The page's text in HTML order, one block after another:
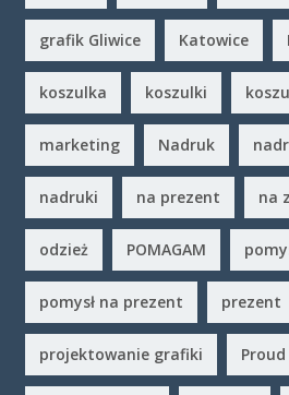
grafik Gliwice Katowice
koszulka koszulki
marketing Nadruk
nadruki na prezent na
odzież POMAGAM
pomysł na prezent prezent
projektowanie grafiki